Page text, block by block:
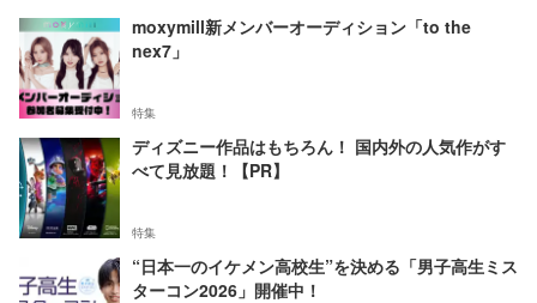
moxymill新メンバーオーディション「to the
nex7」
特集
ディズニー作品はもちろん！ 国内外の人気作がす
べて見放題！【PR】
特集
“日本一のイケメン高校生”を決める「男子高生ミス
ターコン2026」開催中！